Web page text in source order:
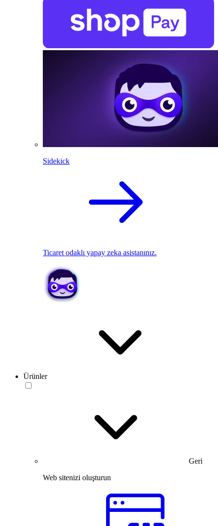
Sidekick
Ticaret odaklı yapay zeka asistanınız.
Ürünler
Geri
Web sitenizi oluşturun